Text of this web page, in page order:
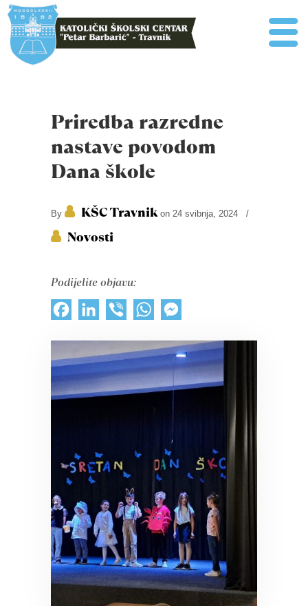
Priredba razredne
nastave povodom
Dana škole
By KŠC Travnikon 24 svibnja, 2024 /
Novosti
Podijelite objavu:
FacebookLinkedInViber WhatsApp